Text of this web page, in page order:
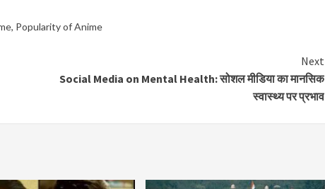
, Popularity of Anime
Next
Social Media on Mental Health: सोशल मीडिया का मानसिक
स्वास्थ्य पर प्रभाव